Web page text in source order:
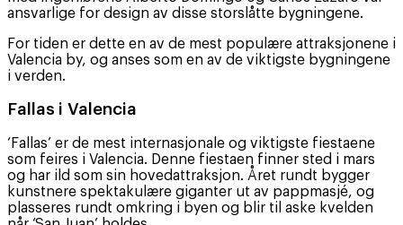
ansvarlige for design av disse storslåtte bygningene.
For tiden er dette en av de mest populære attraksjonene i
Valencia by, og anses som en av de viktigste bygningene
i verden.
Fallas i Valencia
‘Fallas’ er de mest internasjonale og viktigste fiestaene
som feires i Valencia. Denne fiestaen finner sted i mars
og har ild som sin hovedattraksjon. Året rundt bygger
kunstnere spektakulære giganter ut av pappmasjé, og
plasseres rundt omkring i byen og blir til aske kvelden